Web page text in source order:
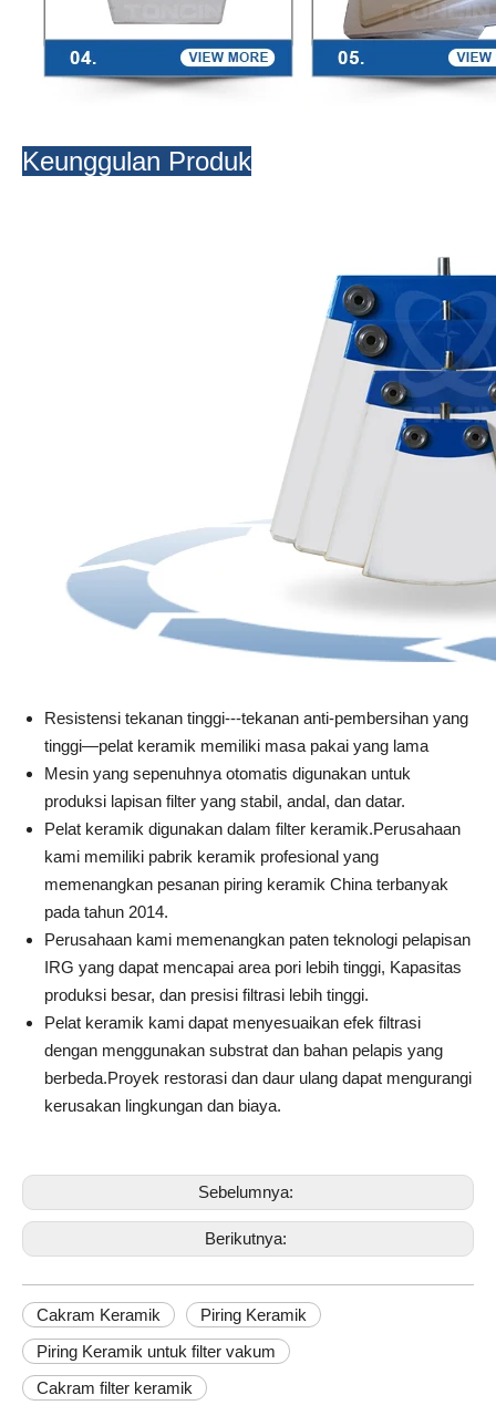
Keunggulan Produk
Resistensi tekanan tinggi---tekanan anti-pembersihan yang
tinggi—pelat keramik memiliki masa pakai yang lama
Mesin yang sepenuhnya otomatis digunakan untuk
produksi lapisan filter yang stabil, andal, dan datar.
Pelat keramik digunakan dalam filter keramik.Perusahaan
kami memiliki pabrik keramik profesional yang
memenangkan pesanan piring keramik China terbanyak
pada tahun 2014.
Perusahaan kami memenangkan paten teknologi pelapisan
IRG yang dapat mencapai area pori lebih tinggi, Kapasitas
produksi besar, dan presisi filtrasi lebih tinggi.
Pelat keramik kami dapat menyesuaikan efek filtrasi
dengan menggunakan substrat dan bahan pelapis yang
berbeda.Proyek restorasi dan daur ulang dapat mengurangi
kerusakan lingkungan dan biaya.
Sebelumnya:
Berikutnya:
Cakram Keramik
Piring Keramik
Piring Keramik untuk filter vakum
Cakram filter keramik